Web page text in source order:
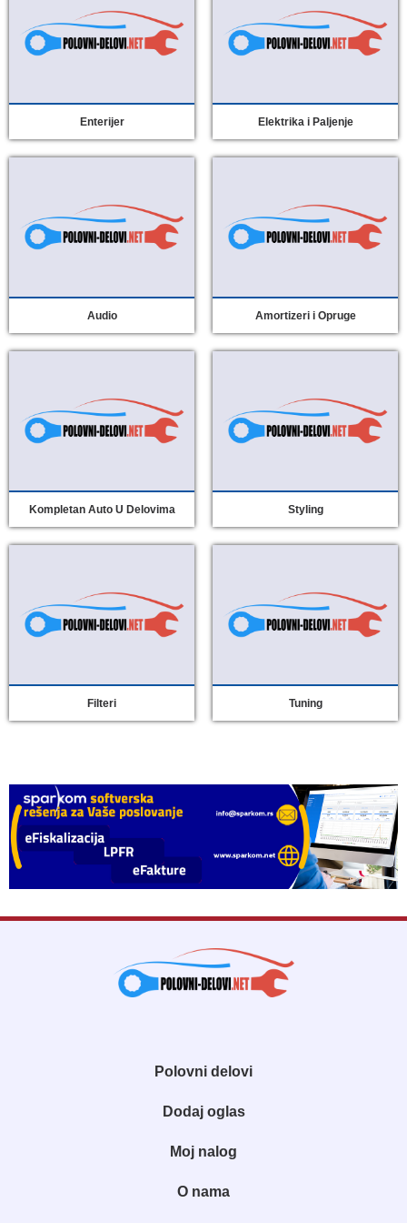
Enterijer Elektrika i Paljenje
Audio Amortizeri i Opruge
Kompletan Auto U Delovima Styling
Filteri Tuning
Polovni delovi
Dodaj oglas
Moj nalog
O nama